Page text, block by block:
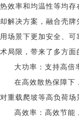
热效率和均温性等均
却解决方案，融合壳
用场景下更加安全、
术局限，带来了多方面
大功率：支持高倍
在高效散热保障下
对重载爬坡等高负荷场
高效率：高效节能